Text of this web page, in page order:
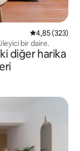
5 üzerinden
4,85 (323)
bir daire.
diğer harika